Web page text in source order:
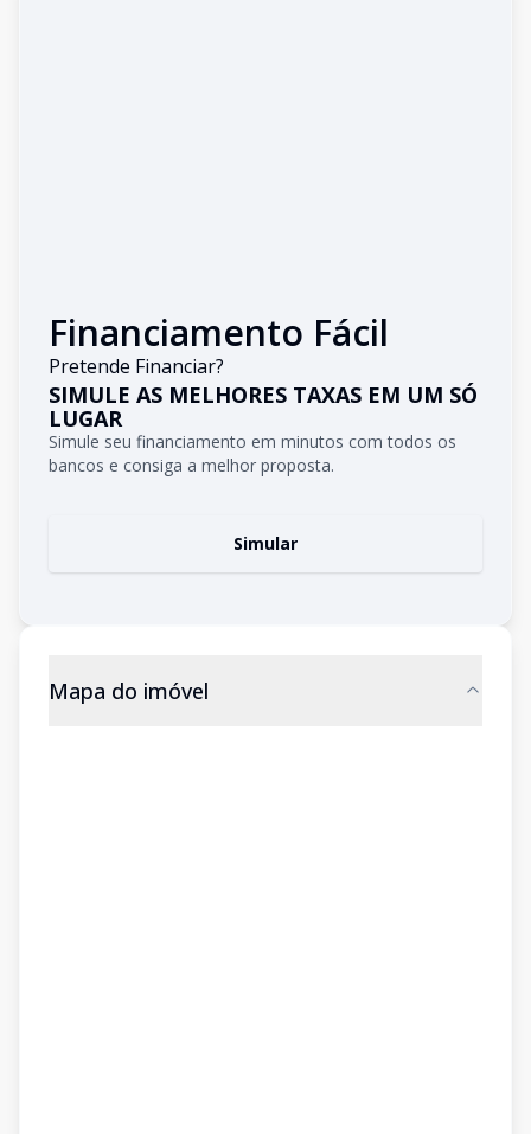
Financiamento Fácil
Pretende Financiar?
SIMULE AS MELHORES TAXAS EM UM SÓ
LUGAR
Simule seu financiamento em minutos com todos os
bancos e consiga a melhor proposta.
Simular
Mapa do imóvel